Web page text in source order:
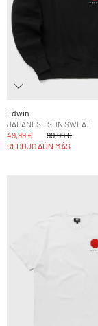
Edwin
JAPANESE SUN SWEAT
49,99 €
99,99 €
REDUJO AÚN MÁS